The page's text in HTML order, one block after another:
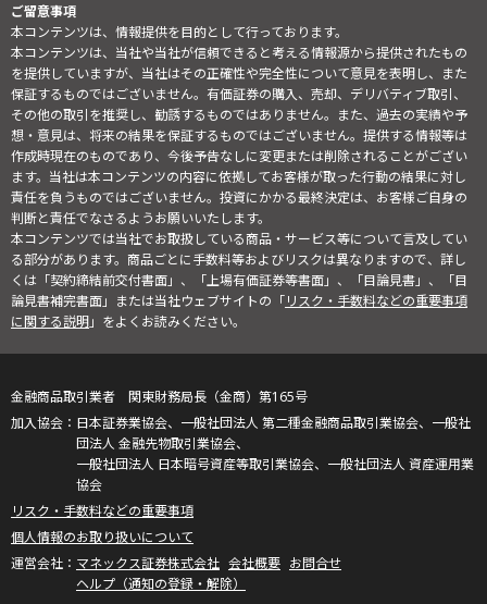
ご留意事項
本コンテンツは、情報提供を目的として行っております。
本コンテンツは、当社や当社が信頼できると考える情報源から提供されたもの
を提供していますが、当社はその正確性や完全性について意見を表明し、また
保証するものではございません。有価証券の購入、売却、デリバティブ取引、
その他の取引を推奨し、勧誘するものではありません。また、過去の実績や予
想・意見は、将来の結果を保証するものではございません。提供する情報等は
作成時現在のものであり、今後予告なしに変更または削除されることがござい
ます。当社は本コンテンツの内容に依拠してお客様が取った行動の結果に対し
責任を負うものではございません。投資にかかる最終決定は、お客様ご自身の
判断と責任でなさるようお願いいたします。
本コンテンツでは当社でお取扱している商品・サービス等について言及してい
る部分があります。商品ごとに手数料等およびリスクは異なりますので、詳し
くは「契約締結前交付書面」、「上場有価証券等書面」、「目論見書」、「目
論見書補完書面」または当社ウェブサイトの「リスク・手数料などの重要事項
に関する説明」をよくお読みください。
金融商品取引業者 関東財務局長（金商）第165号
日本証券業協会、一般社団法人 第二種金融商品取引業協会、一般社
団法人 金融先物取引業協会、
一般社団法人 日本暗号資産等取引業協会、一般社団法人 資産運用業
協会
リスク・手数料などの重要事項
個人情報のお取り扱いについて
マネックス証券株式会社 会社概要 お問合せ
ヘルプ（通知の登録・解除）